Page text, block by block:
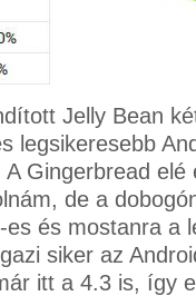
Jelly Bean
legsikeresebb
Gingerbread elé
de a
és mostanra a
siker az
itt a 4.3 is, így